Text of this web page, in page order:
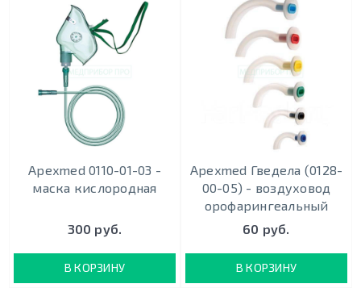
Apexmed 0110-01-03 -
маска кислородная
300 руб.
В КОРЗИНУ
Apexmed Гведела (0128-
00-05) - воздуховод
орофарингеальный
60 руб.
В КОРЗИНУ